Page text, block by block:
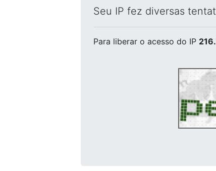
Seu IP fez diversas
Para liberar o acesso do IP